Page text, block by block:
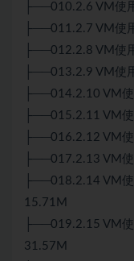
├──010.2.6 VM使
├──011.2.7 VM使
├──012.2.8 VM使
├──013.2.9 VM使
├──014.2.10 VM
├──015.2.11 VM
├──016.2.12 VM
├──017.2.13 VM
├──018.2.14 VM
15.71M
├──019.2.15 VM
31.57M